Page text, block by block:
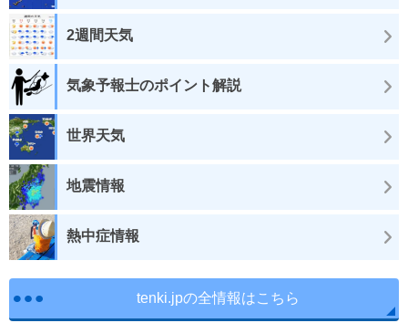
2週間天気
気象予報士のポイント解説
世界天気
地震情報
熱中症情報
tenki.jpの全情報はこちら